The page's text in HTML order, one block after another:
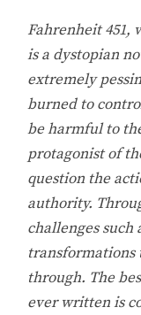
Fahrenheit 451,
is a dystopian
extremely
burned to
be harmful to
protagonist of
question the
authority.
challenges
transformations
through. The
ever written is